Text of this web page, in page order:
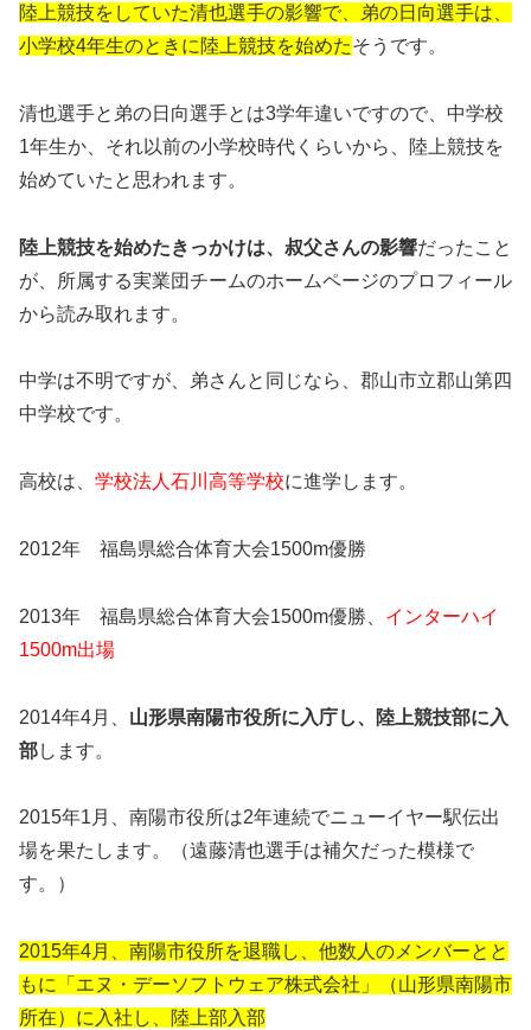
陸上競技をしていた清也選手の影響で、弟の日向選手は、
小学校4年生のときに陸上競技を始めたそうです。
清也選手と弟の日向選手とは3学年違いですので、中学校
1年生か、それ以前の小学校時代くらいから、陸上競技を
始めていたと思われます。
陸上競技を始めたきっかけは、叔父さんの影響だったこと
が、所属する実業団チームのホームページのプロフィール
から読み取れます。
中学は不明ですが、弟さんと同じなら、郡山市立郡山第四
中学校です。
高校は、 学校法人石川高等学校に進学します。
2012年 福島県総合体育大会1500m優勝
2013年 福島県総合体育大会1500m優勝、 インターハイ
1500m出場
2014年4月、 山形県南陽市役所に入庁し、陸上競技部に入
部します。
2015年1月、南陽市役所は2年連続でニューイヤー駅伝出
場を果たします。（遠藤清也選手は補欠だった模様で
す。）
2015年4月、南陽市役所を退職し、他数人のメンバーとと
もに「エヌ・デーソフトウェア株式会社」（山形県南陽市
所在）に入社し、陸上部入部